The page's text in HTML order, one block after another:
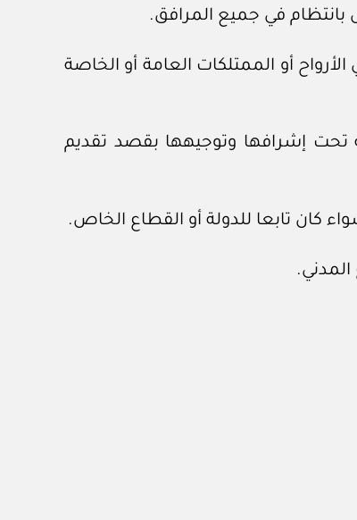
في جميع المرافق.
أو الممتلكات العامة أو الخاصة
إشرافها وتوجيهها بقصد تقديم
كان تابعا للدولة أو القطاع الخاص.